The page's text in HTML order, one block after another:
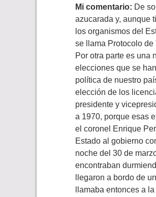
Mi comentario: De
azucarada y, aunque
los organismos del
se llama Protocolo
Por otra parte es una
elecciones que se
política de nuestro
elección de los
presidente y
a 1970, porque esas
el coronel Enrique
Estado al gobierno
noche del 30 de
encontraban
llegaron a bordo de
llamaba entonces a